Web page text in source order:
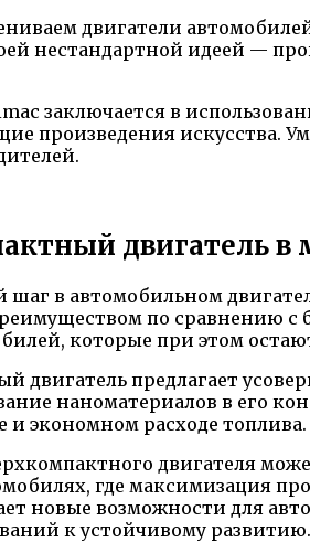
двигатели
нестандартной идеей —
заключается в
произведения искусства.
двигатель в
шаг в автомобильном
по сравнению с
которые при этом
двигатель предлагает
наноматериалов в его
экономном расходе топлива.
двигателя
где максимизация
новые возможности для
к устойчивому развитию.